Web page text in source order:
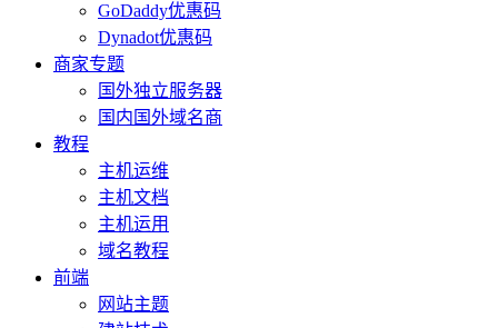
GoDaddy优惠码
Dynadot优惠码
商家专题
国外独立服务器
国内国外域名商
教程
主机运维
主机文档
主机运用
域名教程
前端
网站主题